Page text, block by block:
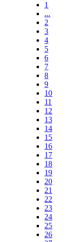
1
...
2
3
4
5
6
7
8
9
10
11
12
13
14
15
16
17
18
19
20
21
22
23
24
25
26